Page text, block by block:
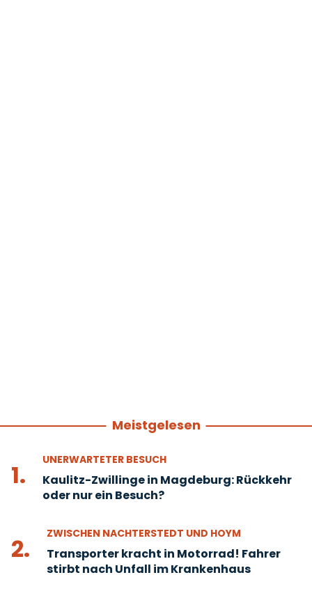
Meistgelesen
1. UNERWARTETER BESUCH
Kaulitz-Zwillinge in Magdeburg: Rückkehr
oder nur ein Besuch?
2. ZWISCHEN NACHTERSTEDT UND HOYM
Transporter kracht in Motorrad! Fahrer
stirbt nach Unfall im Krankenhaus